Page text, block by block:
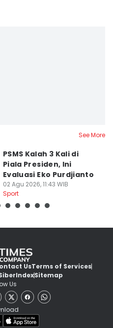
See More
PSMS Kalah 3 Kali di
Piala Presiden, Ini
Evaluasi Eko Purdjianto
02 Agu 2026, 11:43 WIB
Sport
UsTerms of Services
IndexSitemap
Us